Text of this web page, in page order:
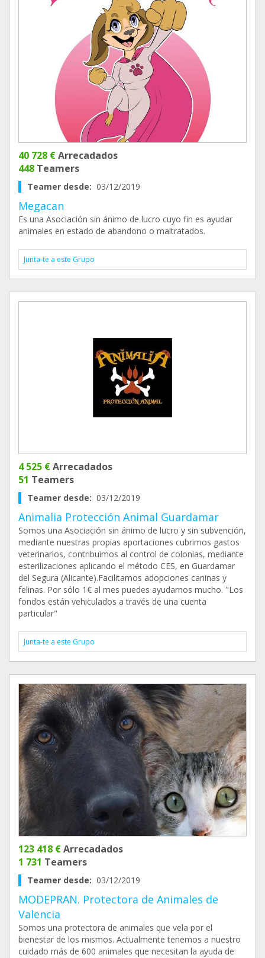
40 728 €Arrecadados
448 Teamers
Teamer desde: 03/12/2019
Megacan
Es una Asociación sin ánimo de lucro cuyo fin es ayudar
animales en estado de abandono o maltratados.
Junta-te a este Grupo
4 525 €Arrecadados
51 Teamers
Teamer desde: 03/12/2019
Animalia Protección Animal Guardamar
Somos una Asociación sin ánimo de lucro y sin subvención,
mediante nuestras propias aportaciones cubrimos gastos
veterinarios, contribuimos al control de colonias, mediante
esterilizaciones aplicando el método CES, en Guardamar
del Segura (Alicante).Facilitamos adopciones caninas y
felinas. Por sólo 1€ al mes puedes ayudarnos mucho. "Los
fondos están vehiculados a través de una cuenta
particular"
Junta-te a este Grupo
123 418 €Arrecadados
1 731 Teamers
Teamer desde: 03/12/2019
MODEPRAN. Protectora de Animales de
Valencia
Somos una protectora de animales que vela por el
bienestar de los mismos. Actualmente tenemos a nuestro
cuidado más de 600 animales que necesitan la ayuda de